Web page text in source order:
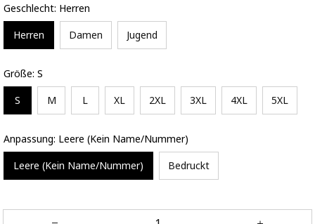
Geschlecht: Herren
Herren Damen Jugend
Größe: S
S M L XL 2XL 3XL 4XL 5XL
Anpassung: Leere (Kein Name/Nummer)
Leere (Kein Name/Nummer) Bedruckt